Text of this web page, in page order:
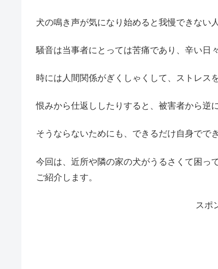
犬の鳴き声が気になり始めると我慢できない
騒音は当事者にとっては苦痛であり、辛い日
時には人間関係がぎくしゃくして、ストレス
恨みから仕返ししたりすると、被害者から逆
そうならないためにも、できるだけ自身でで
今回は、近所や隣の家の犬がうるさくて困っ
ご紹介します。
スポ